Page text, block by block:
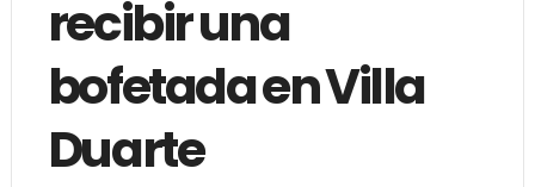
recibir una
bofetada en Villa
Duarte